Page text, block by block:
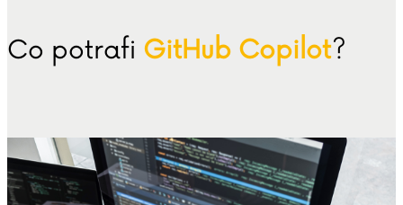
Co potrafi GitHub Copilot?